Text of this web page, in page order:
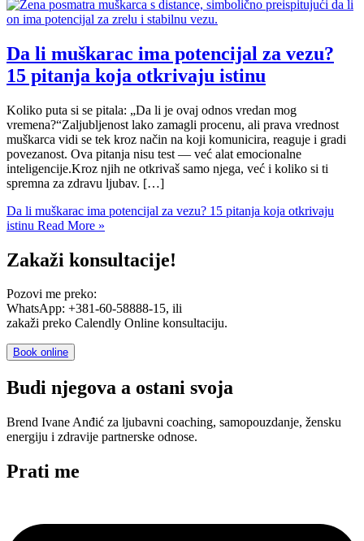
Da li muškarac ima potencijal za vezu?
15 pitanja koja otkrivaju istinu
Koliko puta si se pitala: „Da li je ovaj odnos vredan mog
vremena?“Zaljubljenost lako zamagli procenu, ali prava vrednost
muškarca vidi se tek kroz način na koji komunicira, reaguje i gradi
povezanost. Ova pitanja nisu test — već alat emocionalne
inteligencije.Kroz njih ne otkrivaš samo njega, već i koliko si ti
spremna za zdravu ljubav. […]
Da li muškarac ima potencijal za vezu? 15 pitanja koja otkrivaju
istinu Read More »
Zakaži konsultacije!
Pozovi me preko:
WhatsApp: +381-60-58888-15, ili
zakaži preko Calendly Online konsultaciju.
Book online
Budi njegova a ostani svoja
Brend Ivane Anđić za ljubavni coaching, samopouzdanje, žensku
energiju i zdravije partnerske odnose.
Prati me